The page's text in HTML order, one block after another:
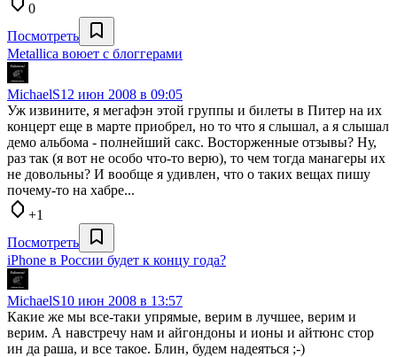
0
Посмотреть
Metallica воюет с блоггерами
MichaelS12 июн 2008 в 09:05
Уж извините, я мегафэн этой группы и билеты в Питер на их
концерт еще в марте приобрел, но то что я слышал, а я слышал
демо альбома - полнейший сакс. Восторженные отзывы? Ну,
раз так (я вот не особо что-то верю), то чем тогда манагеры их
не довольны? И вообще я удивлен, что о таких вещах пишу
почему-то на хабре...
+1
Посмотреть
iPhone в России будет к концу года?
MichaelS10 июн 2008 в 13:57
Какие же мы все-таки упрямые, верим в лучшее, верим и
верим. А навстречу нам и айгондоны и ионы и айтюнс стор
ин да раша, и все такое. Блин, будем надеяться ;-)